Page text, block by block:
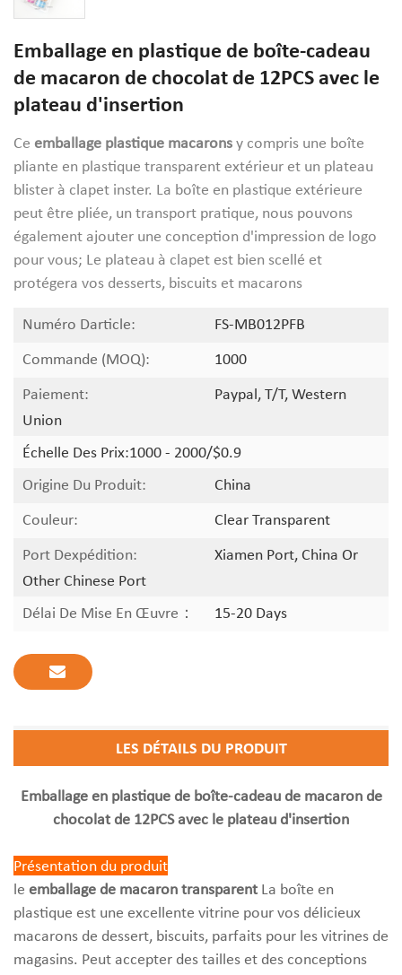
Emballage en plastique de boîte-cadeau
de macaron de chocolat de 12PCS avec le
plateau d'insertion
Ce emballage plastique macaronsy compris une boîte
pliante en plastique transparent extérieur et un plateau
blister à clapet inster. La boîte en plastique extérieure
peut être pliée, un transport pratique, nous pouvons
également ajouter une conception d'impression de logo
pour vous; Le plateau à clapet est bien scellé et
protégera vos desserts, biscuits et macarons
Numéro Darticle:
FS-MB012PFB
Commande (MOQ):
1000
Paiement:
Paypal, T/T, Western
Union
Échelle Des Prix:1000 - 2000/$0.9
Origine Du Produit:
China
Couleur:
Clear Transparent
Port Dexpédition:
Xiamen Port, China Or
Other Chinese Port
Délai De Mise En Œuvre：
15-20 Days
LES DÉTAILS DU PRODUIT
Emballage en plastique de boîte-cadeau de macaron de
chocolat de 12PCS avec le plateau d'insertion
Présentation du produit
le emballage de macaron transparent La boîte en
plastique est une excellente vitrine pour vos délicieux
macarons de dessert, biscuits, parfaits pour les vitrines de
magasins. Peut accepter des tailles et des conceptions